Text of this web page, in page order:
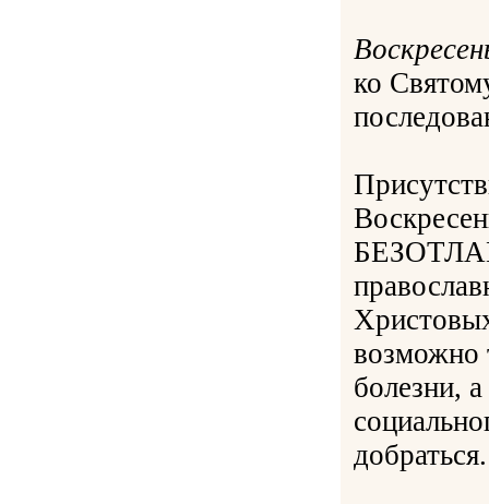
ко
возможно
болезни,
добраться.